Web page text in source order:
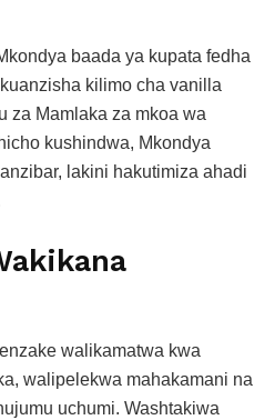
baada ya kupata fedha
kilimo cha vanilla
za Mamlaka za mkoa wa
kushindwa, Mkondya
lakini hakutimiza ahadi
walikamatwa kwa
walipelekwa mahakamani na
uchumi. Washtakiwa